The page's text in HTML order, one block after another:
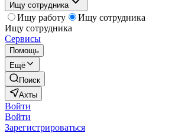
Ищу сотрудника
Ищу работу
Ищу сотрудника
Ищу сотрудника
Сервисы
Помощь
Ещё
Поиск
Ахты
Войти
Войти
Зарегистрироваться